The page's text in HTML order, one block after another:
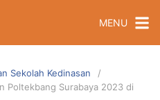
MENU
Sekolah Kedinasan
Poltekbang Surabaya 2023 di